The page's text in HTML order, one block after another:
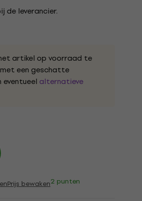
de leverancier.
artikel op voorraad te
een geschatte
alternatieve
Prijs bewaken2 punten